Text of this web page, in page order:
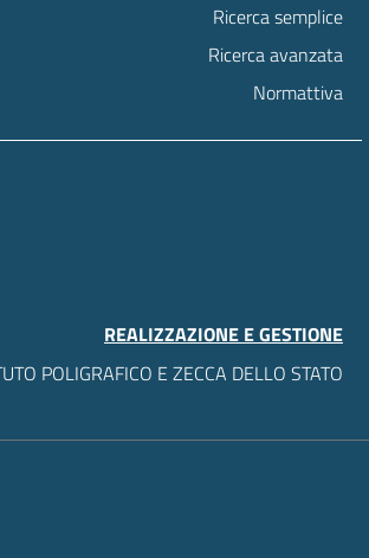
Ricerca semplice
Ricerca avanzata
Normattiva
REALIZZAZIONE E GESTIONE
POLIGRAFICO E ZECCA DELLO STATO
Utili